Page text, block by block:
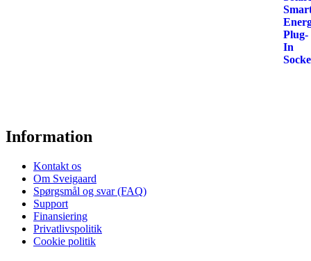
Information
Kontakt os
Om Sveigaard
Spørgsmål og svar (FAQ)
Support
Finansiering
Privatlivspolitik
Cookie politik